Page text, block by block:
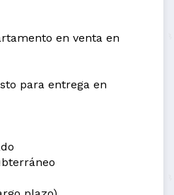
en venta en
para entrega en